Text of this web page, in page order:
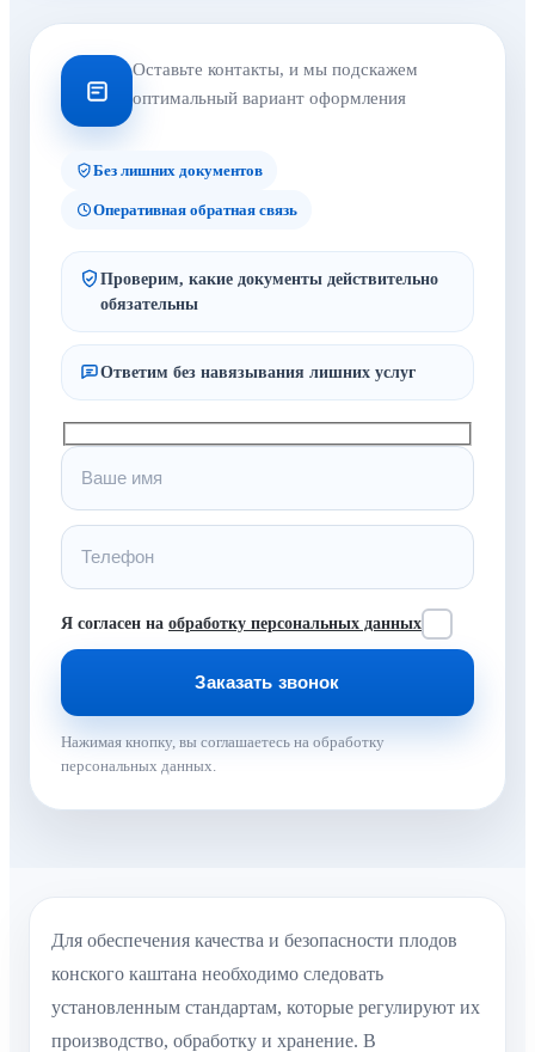
Оставьте контакты, и мы подскажем
оптимальный вариант оформления
Без лишних документов
Оперативная обратная связь
Проверим, какие документы действительно
обязательны
Ответим без навязывания лишних услуг
Я согласен на обработку персональных данных
Нажимая кнопку, вы соглашаетесь на обработку
персональных данных.
Для обеспечения качества и безопасности плодов
конского каштана необходимо следовать
установленным стандартам, которые регулируют их
производство, обработку и хранение. В